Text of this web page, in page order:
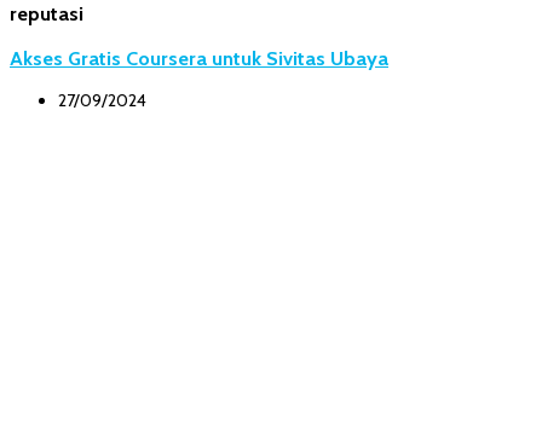
reputasi
Akses Gratis Coursera untuk Sivitas Ubaya
27/09/2024